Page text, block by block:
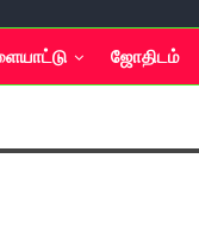
ஜோதிடம்